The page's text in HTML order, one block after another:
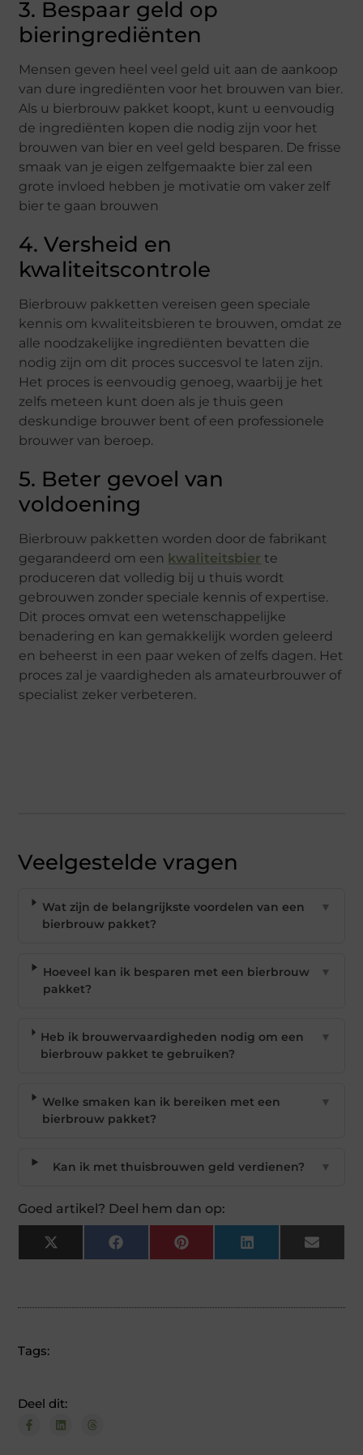
3. Bespaar geld op
bieringrediënten
Mensen geven heel veel geld uit aan de aankoop
van dure ingrediënten voor het brouwen van bier.
Als u bierbrouw pakket koopt, kunt u eenvoudig
de ingrediënten kopen die nodig zijn voor het
brouwen van bier en veel geld besparen. De frisse
smaak van je eigen zelfgemaakte bier zal een
grote invloed hebben je motivatie om vaker zelf
bier te gaan brouwen
4. Versheid en
kwaliteitscontrole
Bierbrouw pakketten vereisen geen speciale
kennis om kwaliteitsbieren te brouwen, omdat ze
alle noodzakelijke ingrediënten bevatten die
nodig zijn om dit proces succesvol te laten zijn.
Het proces is eenvoudig genoeg, waarbij je het
zelfs meteen kunt doen als je thuis geen
deskundige brouwer bent of een professionele
brouwer van beroep.
5. Beter gevoel van
voldoening
Bierbrouw pakketten worden door de fabrikant
gegarandeerd om een kwaliteitsbier te
produceren dat volledig bij u thuis wordt
gebrouwen zonder speciale kennis of expertise.
Dit proces omvat een wetenschappelijke
benadering en kan gemakkelijk worden geleerd
en beheerst in een paar weken of zelfs dagen. Het
proces zal je vaardigheden als amateurbrouwer of
specialist zeker verbeteren.
Veelgestelde vragen
Wat zijn de belangrijkste voordelen van een
bierbrouw pakket?
▼
Hoeveel kan ik besparen met een bierbrouw
pakket?
▼
Heb ik brouwervaardigheden nodig om een
bierbrouw pakket te gebruiken?
▼
Welke smaken kan ik bereiken met een
bierbrouw pakket?
▼
Kan ik met thuisbrouwen geld verdienen? ▼
Goed artikel? Deel hem dan op:
X
(Twitter)
Facebook Pinterest LinkedIn Email
Tags:
Deel dit: